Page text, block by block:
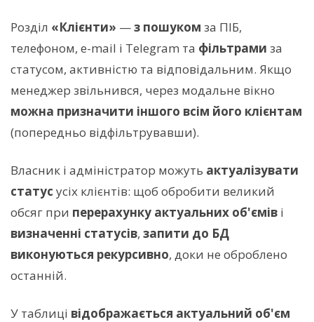
Розділ «Клієнти» —з пошуком за ПІБ,
телефоном, e-mail і Telegram та фільтрами за
статусом, активністю та відповідальним. Якщо
менеджер звільнився, через модальне вікно
можна призначити іншого всім його клієнтам
(попередньо відфільтрувавши).
Власник і адміністратор можуть актуалізувати
статус усіх клієнтів: щоб обробити великий
обсяг при перерахунку актуальних об'ємів і
визначенні статусів, запити до БД
виконуються рекурсивно, доки не оброблено
останній.
У таблиці відображається актуальний об'єм